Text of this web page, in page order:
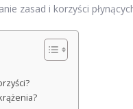
zasad i korzyści